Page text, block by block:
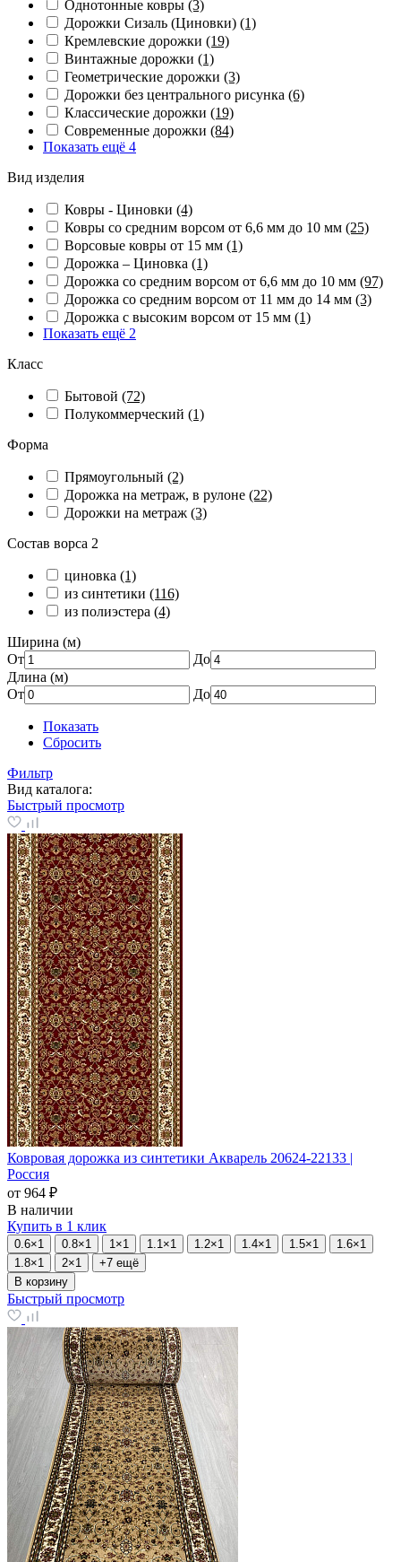
Однотонные ковры (3)
Дорожки Сизаль (Циновки) (1)
Кремлевские дорожки (19)
Винтажные дорожки (1)
Геометрические дорожки (3)
Дорожки без центрального рисунка (6)
Классические дорожки (19)
Современные дорожки (84)
Показать ещё 4
Вид изделия
Ковры - Циновки (4)
Ковры со средним ворсом от 6,6 мм до 10 мм (25)
Ворсовые ковры от 15 мм (1)
Дорожка – Циновка (1)
Дорожка со средним ворсом от 6,6 мм до 10 мм (97)
Дорожка со средним ворсом от 11 мм до 14 мм (3)
Дорожка с высоким ворсом от 15 мм (1)
Показать ещё 2
Класс
Бытовой (72)
Полукоммерческий (1)
Форма
Прямоугольный (2)
Дорожка на метраж, в рулоне (22)
Дорожки на метраж (3)
Состав ворса 2
циновка (1)
из синтетики (116)
из полиэстера (4)
Ширина (м)
От
До
Длина (м)
От
До
Показать
Сбросить
Фильтр
Вид каталога:
Быстрый просмотр
Ковровая дорожка из синтетики Акварель 20624-22133 |
Россия
от 964 ₽
В наличии
Купить в 1 клик
0.6×1 0.8×1 1×1 1.1×1 1.2×1 1.4×1 1.5×1
1.6×1
1.8×1
2×1
+7 ещё
В корзину
Быстрый просмотр